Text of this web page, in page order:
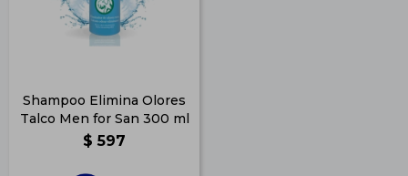
Shampoo Elimina Olores
Talco Men for San 300 ml
$ 597